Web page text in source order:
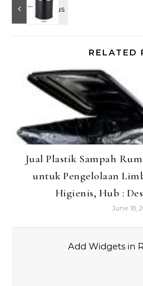
RELATED
Jual Plastik Sampah
untuk Pengelolaan
Higienis, Hub :
June 18,
Add Widgets in